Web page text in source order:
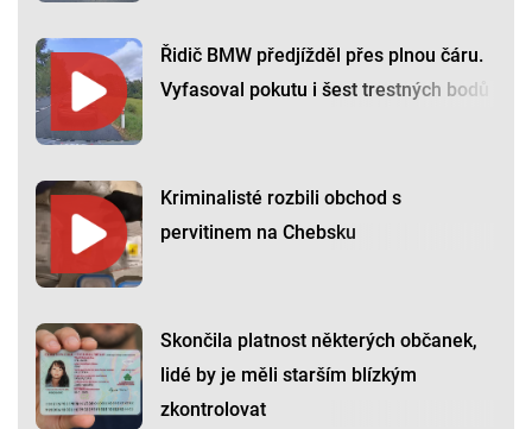
Řidič BMW předjížděl přes plnou čáru.
Vyfasoval pokutu i šest trestných bodů
Kriminalisté rozbili obchod s
pervitinem na Chebsku
Skončila platnost některých občanek,
lidé by je měli starším blízkým
zkontrolovat